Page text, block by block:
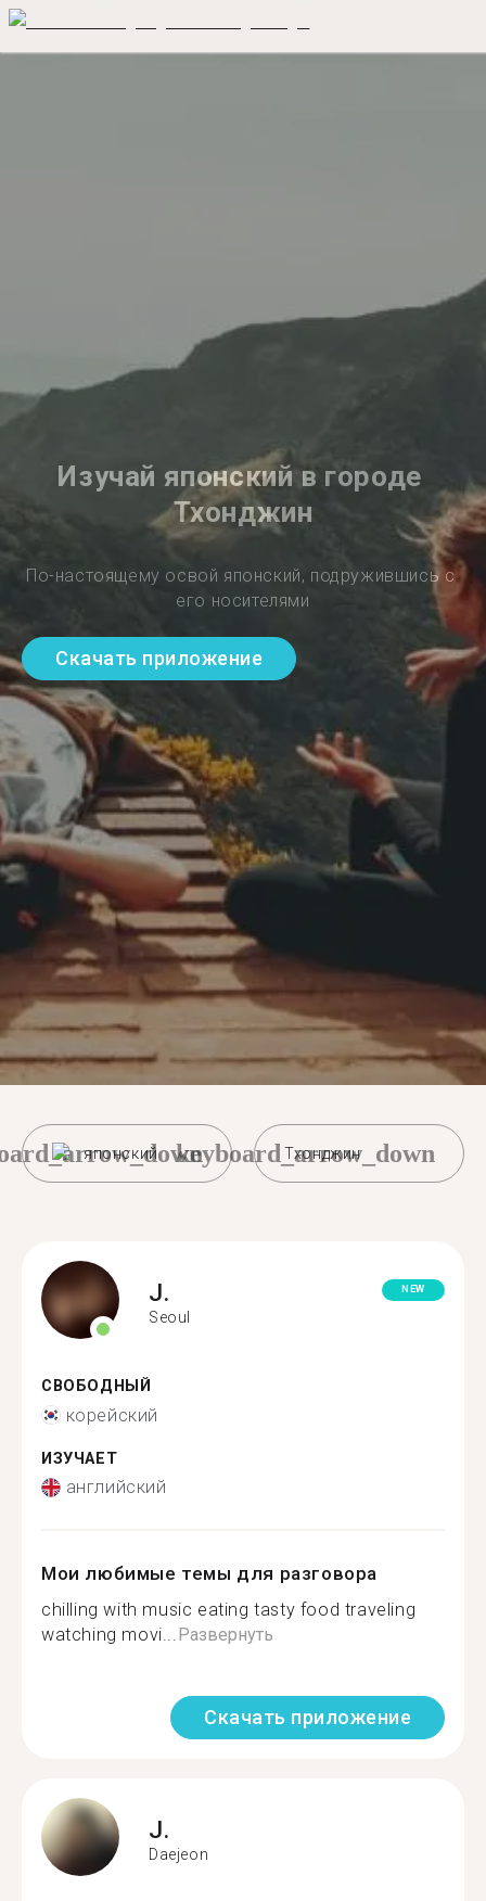
Изучай японский в городе
Тхонджин
По-настоящему освой японский, подружившись с
его носителями
Скачать приложение
японский Тхонджин
keyboard_arrow_down
J.
Seoul
NEW
СВОБОДНЫЙ
корейский
ИЗУЧАЕТ
английский
Мои любимые темы для разговора
chilling with music eating tasty food traveling
watching movi...Развернуть
Скачать приложение
J.
Daejeon